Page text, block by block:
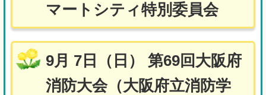
マートシティ特別委員会
9月 7日（日） 第69回大阪府
消防大会（大阪府立消防学